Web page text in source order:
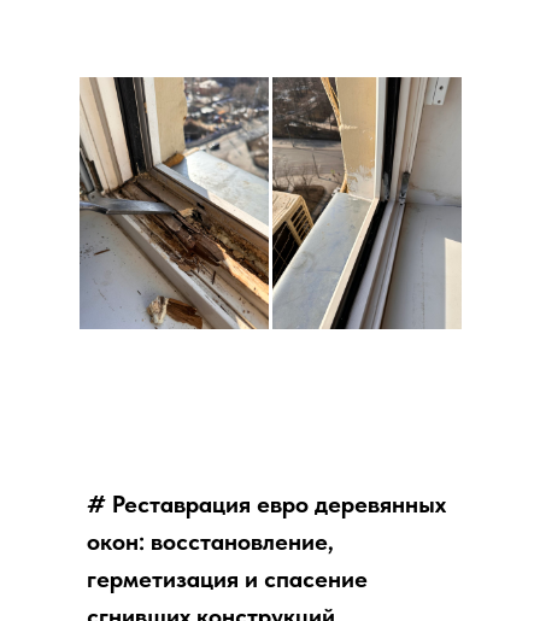
# Реставрация евро деревянных
окон: восстановление,
герметизация и спасение